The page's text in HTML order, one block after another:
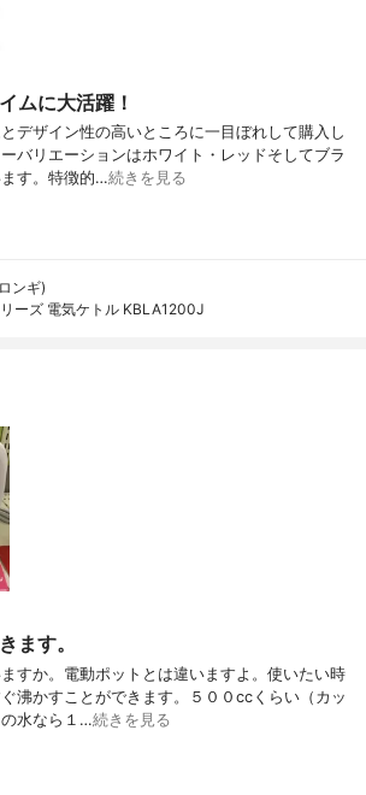
ムに大活躍！
デザイン性の高いところに一目ぼれして購入し
バリエーションはホワイト・レッドそしてブラ
す。特徴的…続きを見る
ンギ)
ーズ 電気ケトル KBLA1200J
ます。
すか。電動ポットとは違いますよ。使いたい時
沸かすことができます。５００ccくらい（カッ
水なら１…続きを見る